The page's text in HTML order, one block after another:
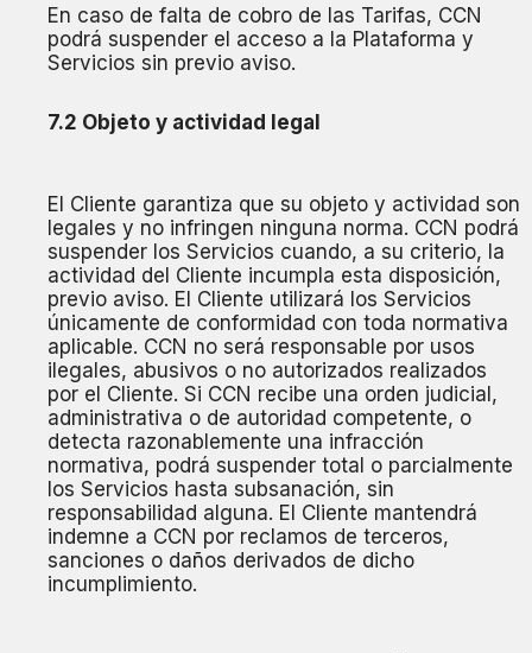
En caso de falta de cobro de las Tarifas, CCN
podrá suspender el acceso a la Plataforma y
Servicios sin previo aviso.
7.2 Objeto y actividad legal
El Cliente garantiza que su objeto y actividad son
legales y no infringen ninguna norma. CCN podrá
suspender los Servicios cuando, a su criterio, la
actividad del Cliente incumpla esta disposición,
previo aviso. El Cliente utilizará los Servicios
únicamente de conformidad con toda normativa
aplicable. CCN no será responsable por usos
ilegales, abusivos o no autorizados realizados
por el Cliente. Si CCN recibe una orden judicial,
administrativa o de autoridad competente, o
detecta razonablemente una infracción
normativa, podrá suspender total o parcialmente
los Servicios hasta subsanación, sin
responsabilidad alguna. El Cliente mantendrá
indemne a CCN por reclamos de terceros,
sanciones o daños derivados de dicho
incumplimiento.